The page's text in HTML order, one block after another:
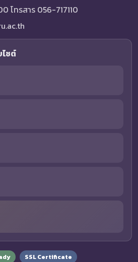
โทรสาร 056-717110
ซต์
SSL Certificate